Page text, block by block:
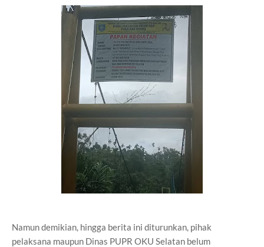
Namun demikian, hingga berita ini diturunkan, pihak
pelaksana maupun Dinas PUPR OKU Selatan belum